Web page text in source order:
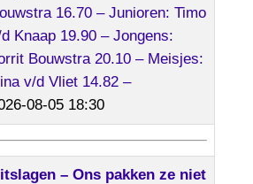
16.70 – Junioren: Timo
Knaap 19.90 – Jongens:
Bouwstra 20.10 – Meisjes:
v/d Vliet 14.82 –
08-05 18:30
– Ons pakken ze niet